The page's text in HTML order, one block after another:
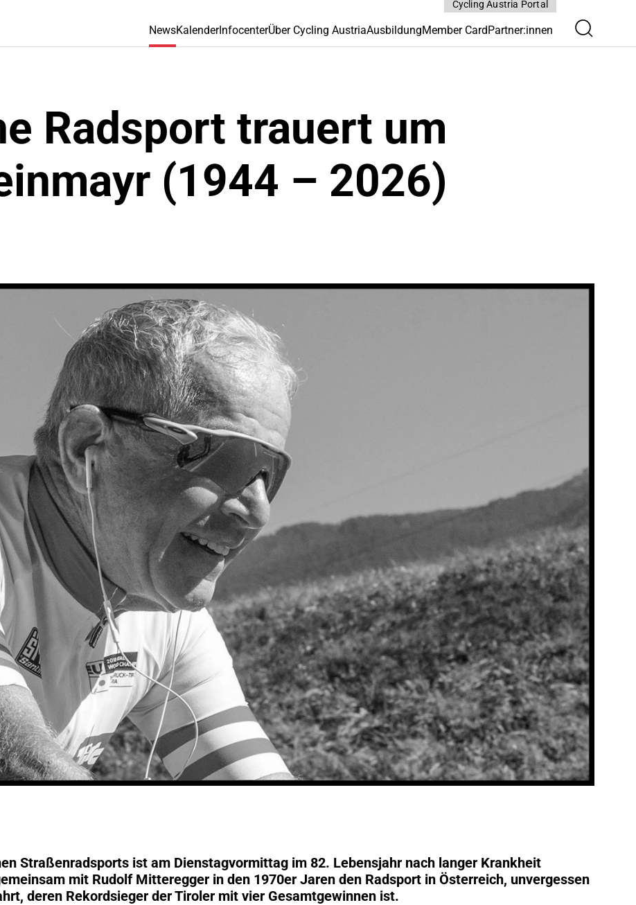
NewsKalenderInfocenterÜber Cycling AustriaAusbildungMember CardPartner:innen
Cycling Austria Portal
Radsport trauert um
(1944 – 2026)
Straßenradsports ist am Dienstagvormittag im 82. Lebensjahr nach langer Krankheit
mit Rudolf Mitteregger in den 1970er Jaren den Radsport in Österreich, unvergessen
deren Rekordsieger der Tiroler mit vier Gesamtgewinnen ist.